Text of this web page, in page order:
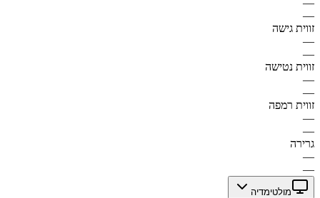
—
זווית גישה
—
—
זווית נטישה
—
—
זווית רמפה
—
—
גרירה
—
—
מולטימדיה